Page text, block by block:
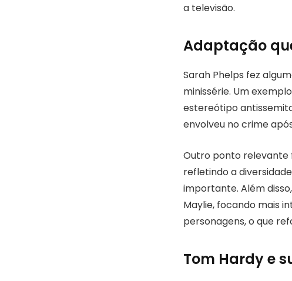
a televisão.
Adaptação
Sarah Phelps fez
minissérie. Um
estereótipo
envolveu no crime
Outro ponto relevante
refletindo a
importante. Além
Maylie, focando mais
personagens, o que
Tom Hardy e